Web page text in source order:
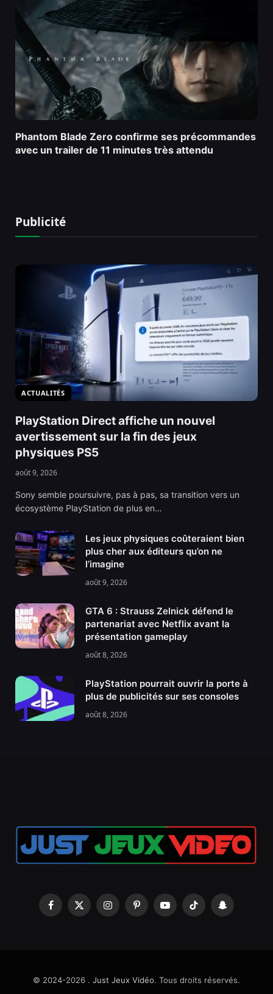
Phantom Blade Zero confirme ses précommandes
avec un trailer de 11 minutes très attendu
Publicité
ACTUALITÉS
PlayStation Direct affiche un nouvel
avertissement sur la fin des jeux
physiques PS5
août 9, 2026
Sony semble poursuivre, pas à pas, sa transition vers un
écosystème PlayStation de plus en…
Les jeux physiques coûteraient bien
plus cher aux éditeurs qu’on ne
l’imagine
août 9, 2026
GTA 6 : Strauss Zelnick défend le
partenariat avec Netflix avant la
présentation gameplay
août 8, 2026
PlayStation pourrait ouvrir la porte à
plus de publicités sur ses consoles
août 8, 2026
Facebook
X
InstagramPinterestYouTubeTikTok Snapchat
© 2024-2026 . Just Jeux Vidéo. Tous droits réservés.